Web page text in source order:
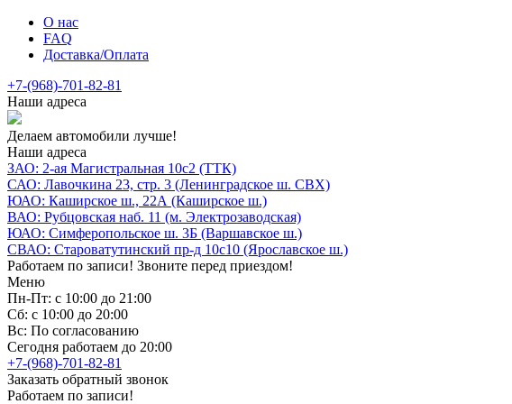
О нас
FAQ
Доставка/Оплата
+7-(968)-701-82-81
Наши адреса
Делаем автомобили лучше!
Наши адреса
ЗАО: 2-ая Магистральная 10с2 (ТТК)
САО: Лавочкина 23, стр. 3 (Ленинградское ш. СВХ)
ЮАО: Каширское ш., 22А (Каширское ш.)
ВАО: Рубцовская наб. 11 (м. Электрозаводская)
ЮАО: Симферопольское ш. 3Б (Варшавское ш.)
СВАО: Староватутинский пр-д 10с10 (Ярославское ш.)
Работаем по записи! Звоните перед приездом!
Меню
Пн-Пт: с 10:00 до 21:00
Сб: с 10:00 до 20:00
Вс: По согласованию
Сегодня работаем до 20:00
+7-(968)-701-82-81
Заказать обратный звонок
Работаем по записи!